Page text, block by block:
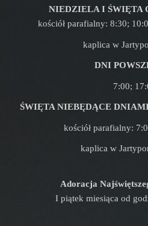
NIEDZIELA I ŚWIĘTA
kościół parafialny: 8:30;
kaplica w
DNI
7:00;
ŚWIĘTA NIEBĘDĄCE
kościół parafialny:
kaplica w
Adoracja
I piątek miesiąca od